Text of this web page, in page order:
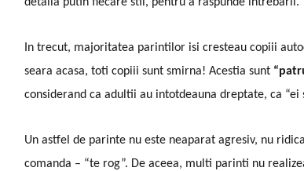
In trecut, majoritatea parintilor isi cresteau copiii
seara acasa, toti copiii sunt smirna! Acestia sunt
considerand ca adultii au intotdeauna dreptate, ca
Un astfel de parinte nu este neaparat agresiv, nu
comanda – “te rog”. De aceea, multi parinti nu